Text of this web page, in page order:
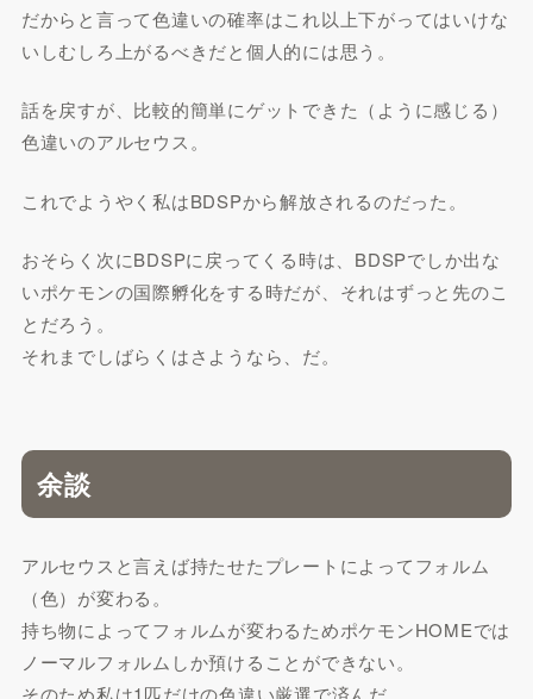
だからと言って色違いの確率はこれ以上下がってはいけな
いしむしろ上がるべきだと個人的には思う。
話を戻すが、比較的簡単にゲットできた（ように感じる）
色違いのアルセウス。
これでようやく私はBDSPから解放されるのだった。
おそらく次にBDSPに戻ってくる時は、BDSPでしか出な
いポケモンの国際孵化をする時だが、それはずっと先のこ
とだろう。
それまでしばらくはさようなら、だ。
余談
アルセウスと言えば持たせたプレートによってフォルム
（色）が変わる。
持ち物によってフォルムが変わるためポケモンHOMEでは
ノーマルフォルムしか預けることができない。
そのため私は1匹だけの色違い厳選で済んだ。